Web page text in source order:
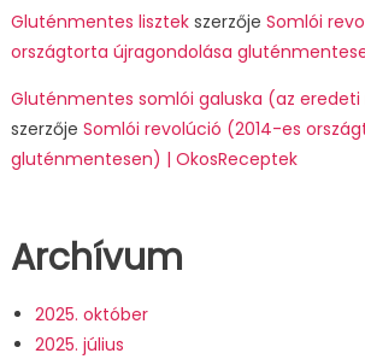
Gluténmentes lisztekszerzője Somlói
országtorta újragondolása
Gluténmentes somlói galuska (az
szerzője Somlói revolúció (2014-es
gluténmentesen) | OkosReceptek
Archívum
2025. október
2025. július